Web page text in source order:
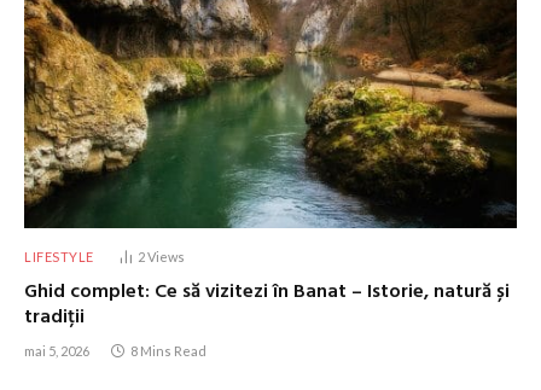
LIFESTYLE 2Views
Ghid complet: Ce să vizitezi în Banat – Istorie, natură și
tradiții
mai 5, 2026 8 Mins Read